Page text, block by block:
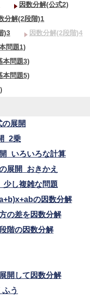
因数分解(公式2)
分解(2段階)1
)3
因数分解(2段階)4
問題1)
本問題3)
本問題5)
の展開
_2乗
_いろいろな計算
展開_おきかえ
少し複雑な問題
の因数分解
の差を因数分解
階の因数分解
展開して因数分解
う